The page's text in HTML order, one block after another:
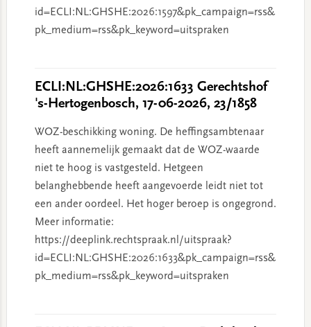
id=ECLI:NL:GHSHE:2026:1597&pk_campaign=rss&
pk_medium=rss&pk_keyword=uitspraken
ECLI:NL:GHSHE:2026:1633 Gerechtshof
's-Hertogenbosch, 17-06-2026, 23/1858
WOZ-beschikking woning. De heffingsambtenaar
heeft aannemelijk gemaakt dat de WOZ-waarde
niet te hoog is vastgesteld. Hetgeen
belanghebbende heeft aangevoerde leidt niet tot
een ander oordeel. Het hoger beroep is ongegrond.
Meer informatie:
https://deeplink.rechtspraak.nl/uitspraak?
id=ECLI:NL:GHSHE:2026:1633&pk_campaign=rss&
pk_medium=rss&pk_keyword=uitspraken